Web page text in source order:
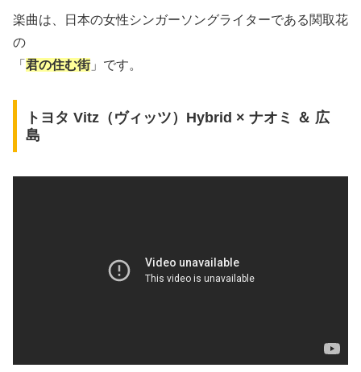
楽曲は、日本の女性シンガーソングライターである関取花
の
「 君の住む街」です。
トヨタ Vitz（ヴィッツ）Hybrid × ナオミ ＆ 広
島